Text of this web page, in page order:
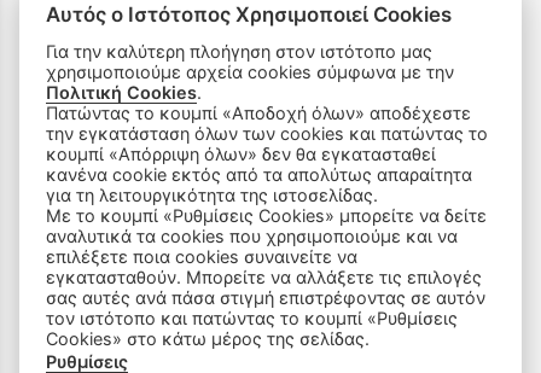
Είδη Ραπτικής
Ανταλλακτικά
SOCIAL MEDIA
Αυτός ο Ιστότοπος Χρησιμοποιεί Cookies
Για την καλύτερη πλοήγηση στον ιστότοπο μας
χρησιμοποιούμε αρχεία cookies σύμφωνα με την
Πολιτική Cookies.
Πατώντας το κουμπί «Αποδοχή όλων» αποδέχεστε
την εγκατάσταση όλων των cookies και πατώντας το
κουμπί «Απόρριψη όλων» δεν θα εγκατασταθεί
κανένα cookie εκτός από τα απολύτως απαραίτητα
για τη λειτουργικότητα της ιστοσελίδας.
Με το κουμπί «Ρυθμίσεις Cookies» μπορείτε να δείτε
αναλυτικά τα cookies που χρησιμοποιούμε και να
επιλέξετε ποια cookies συναινείτε να
εγκατασταθούν. Μπορείτε να αλλάξετε τις επιλογές
σας αυτές ανά πάσα στιγμή επιστρέφοντας σε αυτόν
τον ιστότοπο και πατώντας το κουμπί «Ρυθμίσεις
Cookies» στο κάτω μέρος της σελίδας.
Ρυθμίσεις